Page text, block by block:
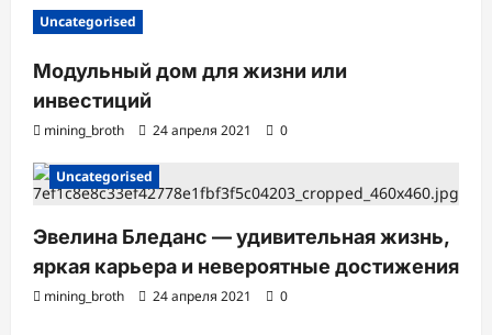
Uncategorised
Модульный дом для жизни или
инвестиций
mining_broth 24 апреля 2021 0
Uncategorised
Эвелина Бледанс — удивительная жизнь,
яркая карьера и невероятные достижения
mining_broth 24 апреля 2021 0